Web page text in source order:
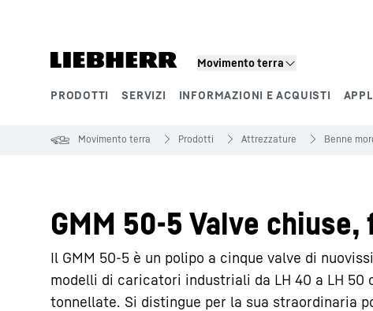
Movimento terra
PRODOTTI SERVIZI INFORMAZIONI E ACQUISTI
Movimento terra Prodotti Attrezzature Benne
GMM 50-5 Valve
Il GMM 50-5 è un polipo a cinque valve di
modelli di caricatori industriali da LH 40 a LH 50
tonnellate. Si distingue per la sua straordinaria